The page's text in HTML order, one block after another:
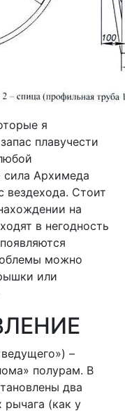
я
плавучести
сила Архимеда
вездехода. Стоит
на
в негодность
можно
или
–
полурам. В
два
рычага (как у